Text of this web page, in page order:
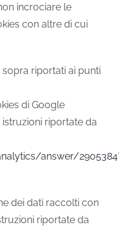
incrociare le
con altre di cui
riportati ai punti
di Google
riportate da
answer/
dei dati raccolti con
riportate da